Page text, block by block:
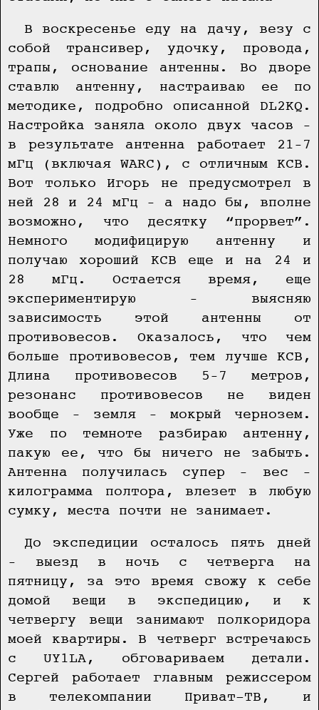
В воскресенье еду на дачу, везу с
собой трансивер, удочку, провода,
трапы, основание антенны. Во дворе
ставлю антенну, настраиваю ее по
методике, подробно описанной DL2KQ.
Настройка заняла около двух часов –
в результате антенна работает 21–7
мГц (включая WARC), с отличным КСВ.
Вот только Игорь не предусмотрел в
ней 28 и 24 мГц – а надо бы, вполне
возможно, что десятку “прорвет”.
Немного модифицирую антенну и
получаю хороший КСВ еще и на 24 и
28 мГц. Остается время, еще
экспериментирую – выясняю
зависимость этой антенны от
противовесов. Оказалось, что чем
больше противовесов, тем лучше КСВ,
Длина противовесов 5–7 метров,
резонанс противовесов не виден
вообще – земля – мокрый чернозем.
Уже по темноте разбираю антенну,
пакую ее, что бы ничего не забыть.
Антенна получилась супер – вес –
килограмма полтора, влезет в любую
сумку, места почти не занимает.
До экспедиции осталось пять дней
– выезд в ночь с четверга на
пятницу, за это время свожу к себе
домой вещи в экспедицию, и к
четвергу вещи занимают полкоридора
моей квартиры. В четверг встречаюсь
с UY1LA, обговариваем детали.
Сергей работает главным режиссером
в телекомпании Приват-ТВ, и